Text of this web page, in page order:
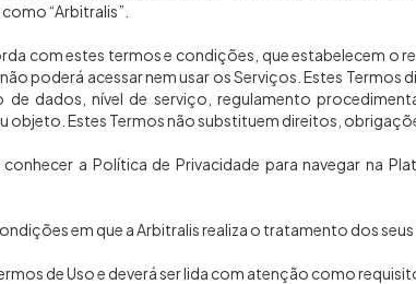
“Arbitralis”.
com estes termos e condições, que estabelecem
poderá acessar nem usar os Serviços. Estes
dados, nível de serviço, regulamento
objeto. Estes Termos não substituem direitos,
a Política de Privacidade para navegar na
em que a Arbitralis realiza o tratamento dos
de Uso e deverá ser lida com atenção como